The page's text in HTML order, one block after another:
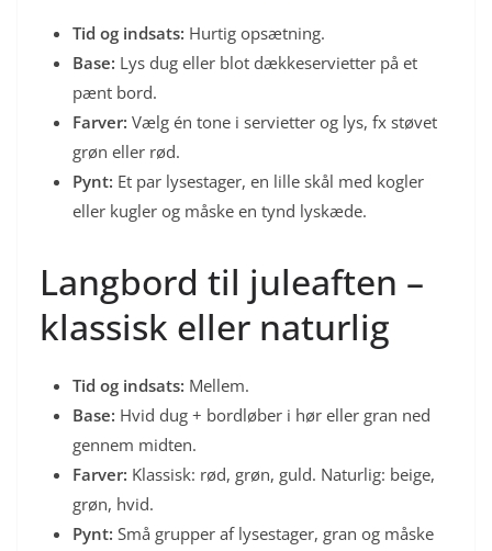
Tid og indsats: Hurtig opsætning.
Base: Lys dug eller blot dækkeservietter på et
pænt bord.
Farver: Vælg én tone i servietter og lys, fx støvet
grøn eller rød.
Pynt: Et par lysestager, en lille skål med kogler
eller kugler og måske en tynd lyskæde.
Langbord til juleaften –
klassisk eller naturlig
Tid og indsats: Mellem.
Base: Hvid dug + bordløber i hør eller gran ned
gennem midten.
Farver: Klassisk: rød, grøn, guld. Naturlig: beige,
grøn, hvid.
Pynt: Små grupper af lysestager, gran og måske